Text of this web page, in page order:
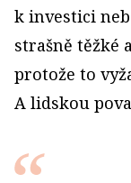
k investici
strašně těžké
protože to
A lidskou